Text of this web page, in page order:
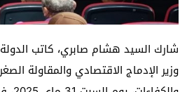
شارك السيد هشام صابري، كاتب
وزير الإدماج الاقتصادي والمقاولة